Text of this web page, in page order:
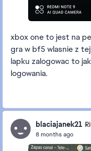
xbox one to jest na
gra w bf5 wlasnie z
lapku zalogowac to
logowania.
blaciajanek21
8 months ago